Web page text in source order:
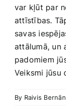
var kļūt par
attīstības.
savas
attālumā, un
padomiem
Veiksmi jūsu
By Raivis